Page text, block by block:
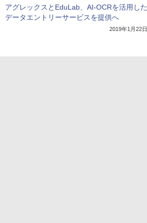
アグレックスとEduLab、AI-OCRを活用した
データエントリーサービスを提供へ
2019年1月22日